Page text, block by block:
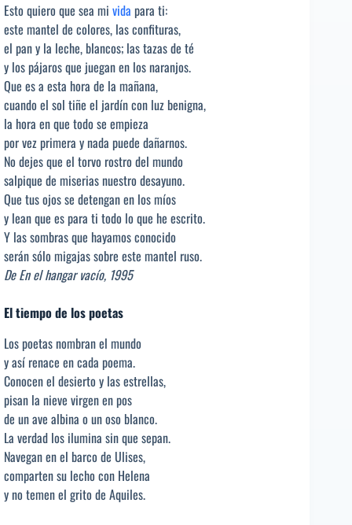
Esto quiero que sea mi vida para ti:
este mantel de colores, las confituras,
el pan y la leche, blancos; las tazas de té
y los pájaros que juegan en los naranjos.
Que es a esta hora de la mañana,
cuando el sol tiñe el jardín con luz benigna,
la hora en que todo se empieza
por vez primera y nada puede dañarnos.
No dejes que el torvo rostro del mundo
salpique de miserias nuestro desayuno.
Que tus ojos se detengan en los míos
y lean que es para ti todo lo que he escrito.
Y las sombras que hayamos conocido
serán sólo migajas sobre este mantel ruso.
De En el hangar vacío, 1995
El tiempo de los poetas
Los poetas nombran el mundo
y así renace en cada poema.
Conocen el desierto y las estrellas,
pisan la nieve virgen en pos
de un ave albina o un oso blanco.
La verdad los ilumina sin que sepan.
Navegan en el barco de Ulises,
comparten su lecho con Helena
y no temen el grito de Aquiles.